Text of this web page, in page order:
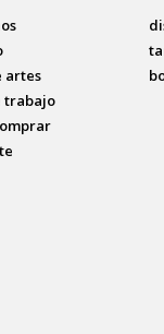
artes
trabajo